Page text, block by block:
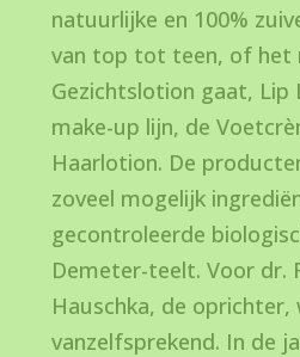
natuurlijke en 100%
van top tot teen, of het
Gezichtslotion gaat, Lip
make-up lijn, de
Haarlotion. De
zoveel mogelijk
gecontroleerde
Demeter-teelt. Voor dr.
Hauschka, de oprichter,
vanzelfsprekend. In de